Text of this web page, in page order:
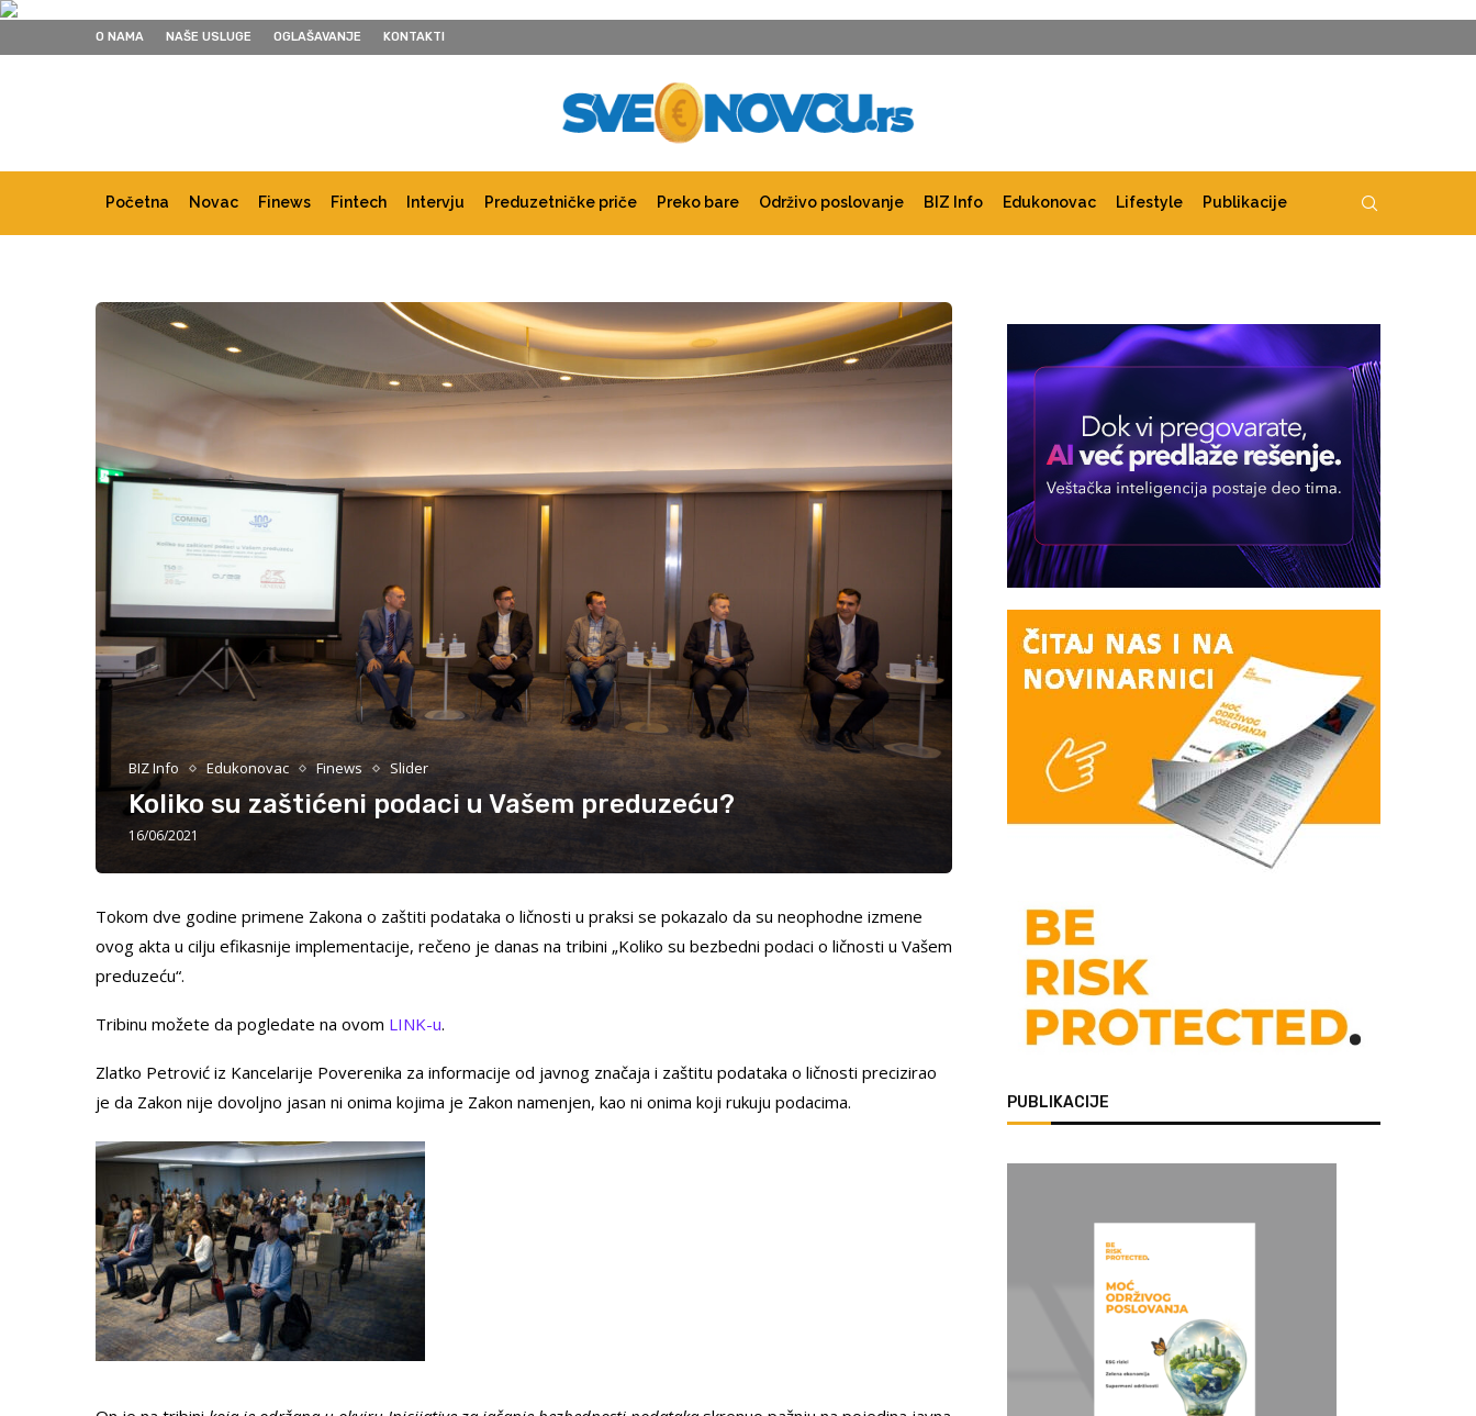
O NAMA NAŠE USLUGE OGLAŠAVANJE KONTAKTI
Početna Novac Finews Fintech Intervju Preduzetničke priče Preko bare Održivo poslovanje BIZ Info Edukonovac Lifestyle Publikacije
BIZ Info Edukonovac Finews Slider
Koliko su zaštićeni podaci u Vašem preduzeću?
16/06/2021
Tokom dve godine primene Zakona o zaštiti podataka o ličnosti u praksi se pokazalo da su neophodne izmene
ovog akta u cilju efikasnije implementacije, rečeno je danas na tribini „Koliko su bezbedni podaci o ličnosti u Vašem
preduzeću“.
Tribinu možete da pogledate na ovom LINK-u.
Zlatko Petrović iz Kancelarije Poverenika za informacije od javnog značaja i zaštitu podataka o ličnosti precizirao
je da Zakon nije dovoljno jasan ni onima kojima je Zakon namenjen, kao ni onima koji rukuju podacima.
PUBLIKACIJE